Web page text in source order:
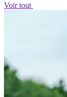
Voir tout